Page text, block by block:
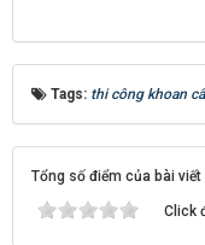
Tags: thi công khoan
Tổng số điểm của bài
Click